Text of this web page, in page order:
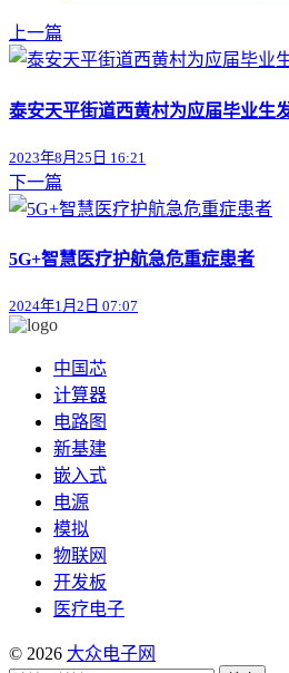
上一篇
泰安天平街道西黄村为应届毕业生
2023年8月25日 16:21
下一篇
5G+智慧医疗护航急危重症患者
2024年1月2日 07:07
中国芯
计算器
电路图
新基建
嵌入式
电源
模拟
物联网
开发板
医疗电子
© 2026 大众电子网